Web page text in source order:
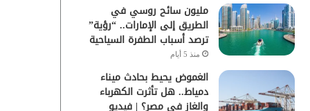
مليون سائح روسي في
الطريق إلى الإمارات.. “رؤية”
ترصد أسباب الطفرة السياحية
منذ 5 أيام
الغموض يحيط بحادث ميناء
دمياط.. هل تأثرت الكهرباء
والغاز في مصر؟ | فيديو